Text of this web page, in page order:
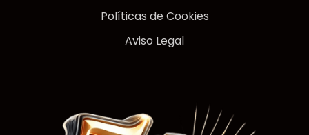
Políticas de Cookies
Aviso Legal